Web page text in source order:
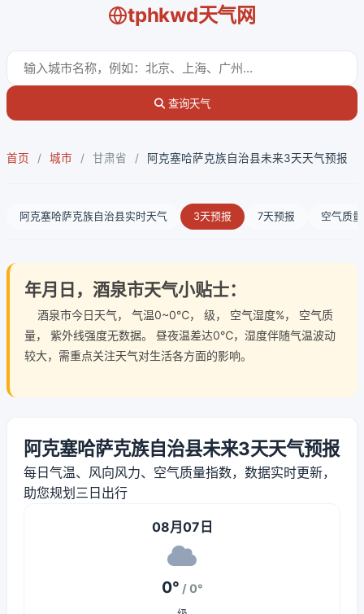
tphkwd天气网
查询天气
首页 / 城市 / 甘肃省 / 阿克塞哈萨克族自治县未来3天天气预报
阿克塞哈萨克族自治县实时天气 3天预报 7天预报 空气质量
年月日，酒泉市天气小贴士：
酒泉市今日天气， 气温0~0℃， 级， 空气湿度%， 空气质
量， 紫外线强度无数据。 昼夜温差达0℃，湿度伴随气温波动
较大，需重点关注天气对生活各方面的影响。
阿克塞哈萨克族自治县未来3天天气预报
每日气温、风向风力、空气质量指数，数据实时更新，
助您规划三日出行
08月07日
0° / 0°